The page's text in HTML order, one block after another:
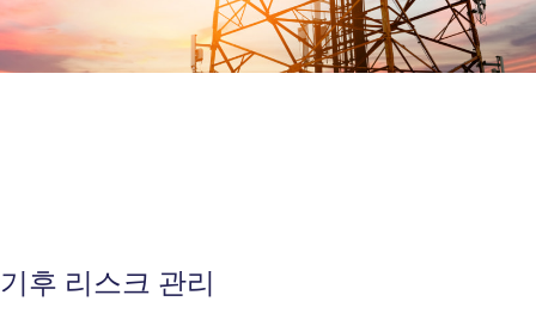
기후 리스크 관리